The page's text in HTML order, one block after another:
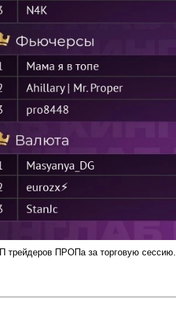
трейдеров ПРОПа за торговую сессию.